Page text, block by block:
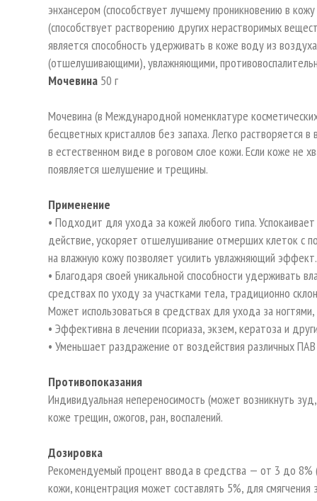
энхансером (способствует лучшему проникновению в
(способствует растворению других нерастворимых
является способность удерживать в коже воду из
(отшелушивающими), увлажняющими,
Мочевина 50 г
Мочевина (в Международной номенклатуре
бесцветных кристаллов без запаха. Легко растворяется
в естественном виде в роговом слое кожи. Если коже не
появляется шелушение и трещины.
Применение
• Подходит для ухода за кожей любого типа.
действие, ускоряет отшелушивание отмерших клеток с
на влажную кожу позволяет усилить увлажняющий
• Благодаря своей уникальной способности удерживать
средствах по уходу за участками тела, традиционно
Может использоваться в средствах для ухода за
• Эффективна в лечении псориаза, экзем, кератоза и
• Уменьшает раздражение от воздействия различных
Противопоказания
Индивидуальная непереносимость (может возникнуть
коже трещин, ожогов, ран, воспалений.
Дозировка
Рекомендуемый процент ввода в средства — от 3 до
кожи, концентрация может составлять 5%, для